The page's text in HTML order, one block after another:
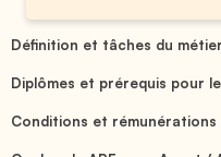
Définition et tâches du
Diplômes et prérequis pour
Conditions et